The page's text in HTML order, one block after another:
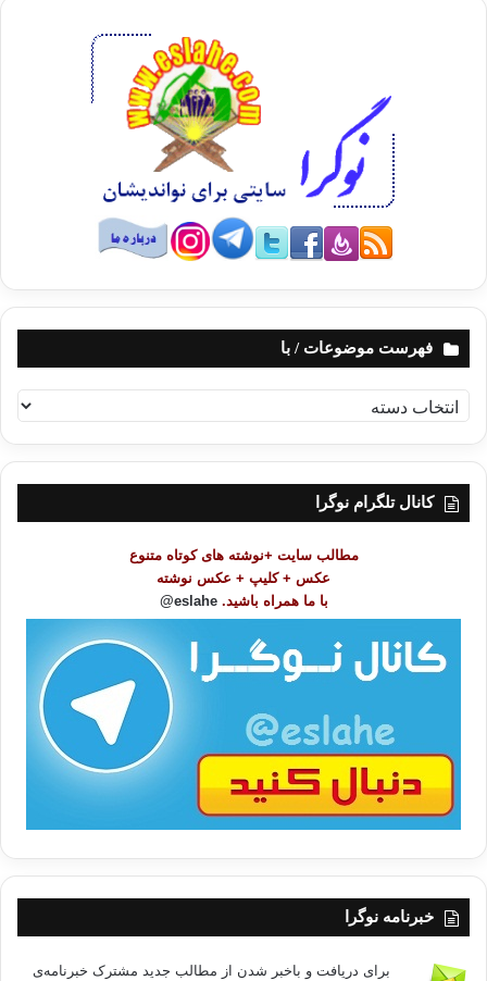
فهرست موضوعات / با
ه
ر
کانال تلگرام نوگرا
مطالب سایت +نوشته های کوتاه متنوع
عکس + کلیپ + عکس نوشته
با ما همراه باشید. eslahe@
خبرنامه نوگرا
برای دریافت و باخبر شدن از مطالب جدید مشترک خبرنامه‌ی